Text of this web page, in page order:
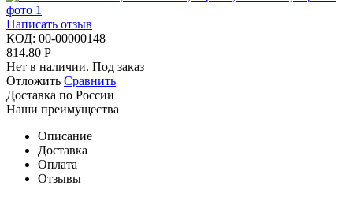
Написать отзыв
КОД: 00-00000148
814.80 Р
Нет в наличии. Под заказ
Отложить Сравнить
Доставка по России
Наши преимущества
Описание
Доставка
Оплата
Отзывы